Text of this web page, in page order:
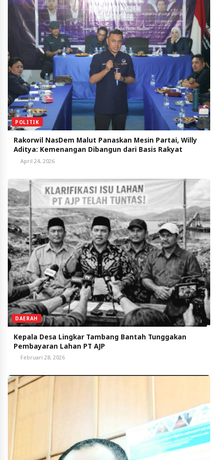
POLITIK
Rakorwil NasDem Malut Panaskan Mesin Partai, Willy
Aditya: Kemenangan Dibangun dari Basis Rakyat
April 24, 2026
DAERAH
Kepala Desa Lingkar Tambang Bantah Tunggakan
Pembayaran Lahan PT AJP
Februari 28, 2026